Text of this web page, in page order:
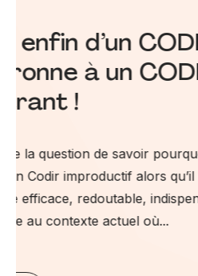
« En ce moment, c’est la
lancée, les réactions sont
les entreprises : top-down,
conservatrices....